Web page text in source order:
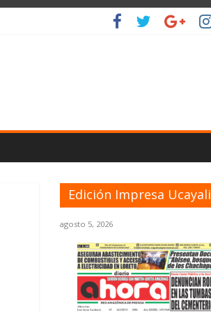
Edición Impresa Ucayali
agosto 5, 2026